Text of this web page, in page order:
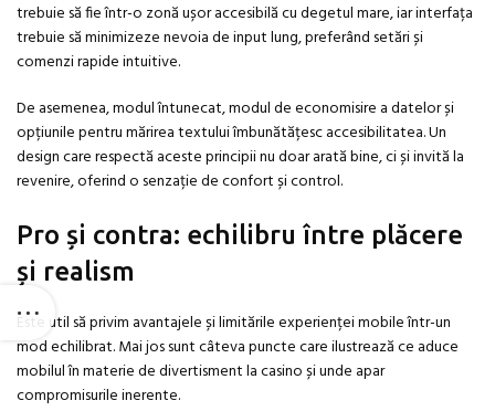
trebuie să fie într-o zonă ușor accesibilă cu degetul mare, iar interfața
trebuie să minimizeze nevoia de input lung, preferând setări și
comenzi rapide intuitive.
De asemenea, modul întunecat, modul de economisire a datelor și
opțiunile pentru mărirea textului îmbunătățesc accesibilitatea. Un
design care respectă aceste principii nu doar arată bine, ci și invită la
revenire, oferind o senzație de confort și control.
Pro și contra: echilibru între plăcere
și realism
Este util să privim avantajele și limitările experienței mobile într-un
mod echilibrat. Mai jos sunt câteva puncte care ilustrează ce aduce
mobilul în materie de divertisment la casino și unde apar
compromisurile inerente.